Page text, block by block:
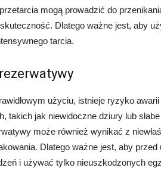
mogą prowadzić do
Dlatego ważne jest, aby
tarcia.
użyciu, istnieje ryzyko
takich jak niewidoczne dziury lub
może również wynikać z
Dlatego ważne jest, aby
i używać tylko nieuszkodzonych